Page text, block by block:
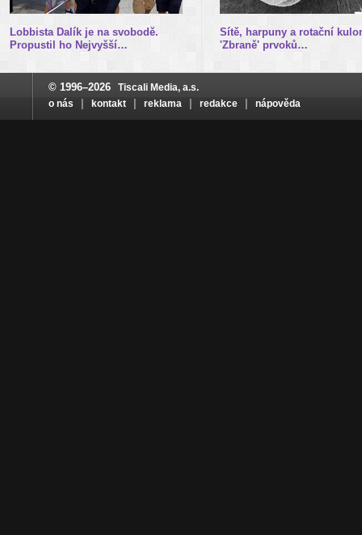
Lobbista Dalík je na svobodě.
Propustil ho Nejvyšší…
Sítě, harpuny a rotační
'Zbraně' prvoků…
© 1996–2026
Tiscali Media, a.s.
o nás
kontakt reklama redakce nápověda